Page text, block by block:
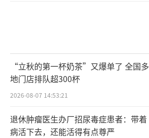
“立秋的第一杯奶茶”又爆单了 全国多
地门店排队超300杯
2026-08-07 14:53:21
退休肿瘤医生办厂招尿毒症患者：带着
病活下去，还能活得有点尊严